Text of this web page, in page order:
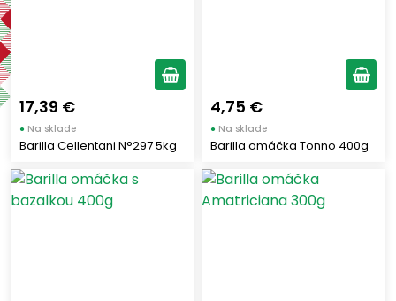
Štítky
Nový tovar
17,39 €
● Na sklade
Barilla Cellentani N°297 5kg
4,75 €
● Na sklade
Barilla omáčka Tonno 400g